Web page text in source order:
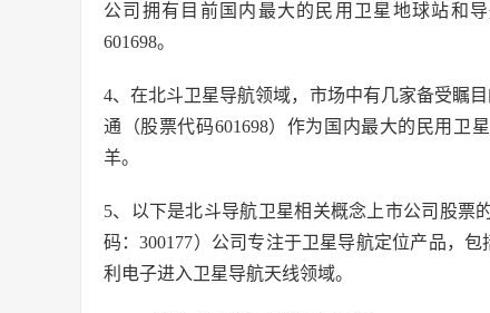
公司拥有目前国内最大的民用卫星地球站和
601698。
4、在北斗卫星导航领域，市场中有几家备受瞩
通（股票代码601698）作为国内最大的民用卫
羊。
5、以下是北斗导航卫星相关概念上市公司股票
码：300177）公司专注于卫星导航定位产品，
利电子进入卫星导航天线领域。